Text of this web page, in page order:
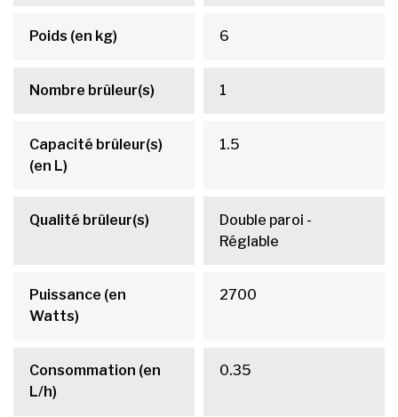
Poids (en kg) 6
Nombre brûleur(s) 1
Capacité brûleur(s)
(en L)
1.5
Qualité brûleur(s)
Double paroi -
Réglable
Puissance (en
Watts)
2700
Consommation (en
L/h)
0.35